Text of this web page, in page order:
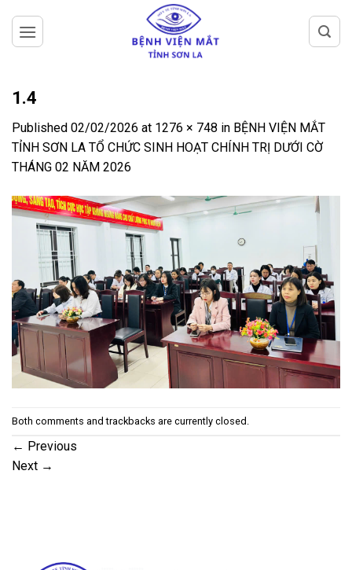
content
1.4
Published 02/02/2026 at 1276 × 748 in BỆNH VIỆN MẮT
TỈNH SƠN LA TỔ CHỨC SINH HOẠT CHÍNH TRỊ DƯỚI CỜ
THÁNG 02 NĂM 2026
Both comments and trackbacks are currently closed.
← Previous
Next →